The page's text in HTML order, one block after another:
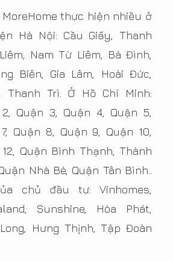
thực hiện nhiều ở
Hà Nội: Cầu Giấy, Thanh
Nam Từ Liêm, Bà Đình,
Biên, Gia Lâm, Hoài Đức,
Thanh Trì. Ở Hồ Chí Minh:
Quận 3, Quận 4, Quận 5,
Quận 8, Quận 9, Quận 10,
12, Quận Bình Thạnh, Thành
Nhà Bè, Quận Tân Bình..
chủ đầu tư: Vinhomes,
Sunshine, Hòa Phát,
Hưng Thịnh, Tập Đoàn